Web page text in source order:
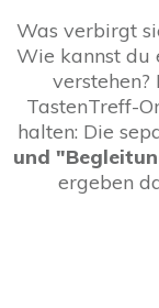
Was verbirgt
Wie kannst du
TastenTreff-
halten: Die
und
ergeben